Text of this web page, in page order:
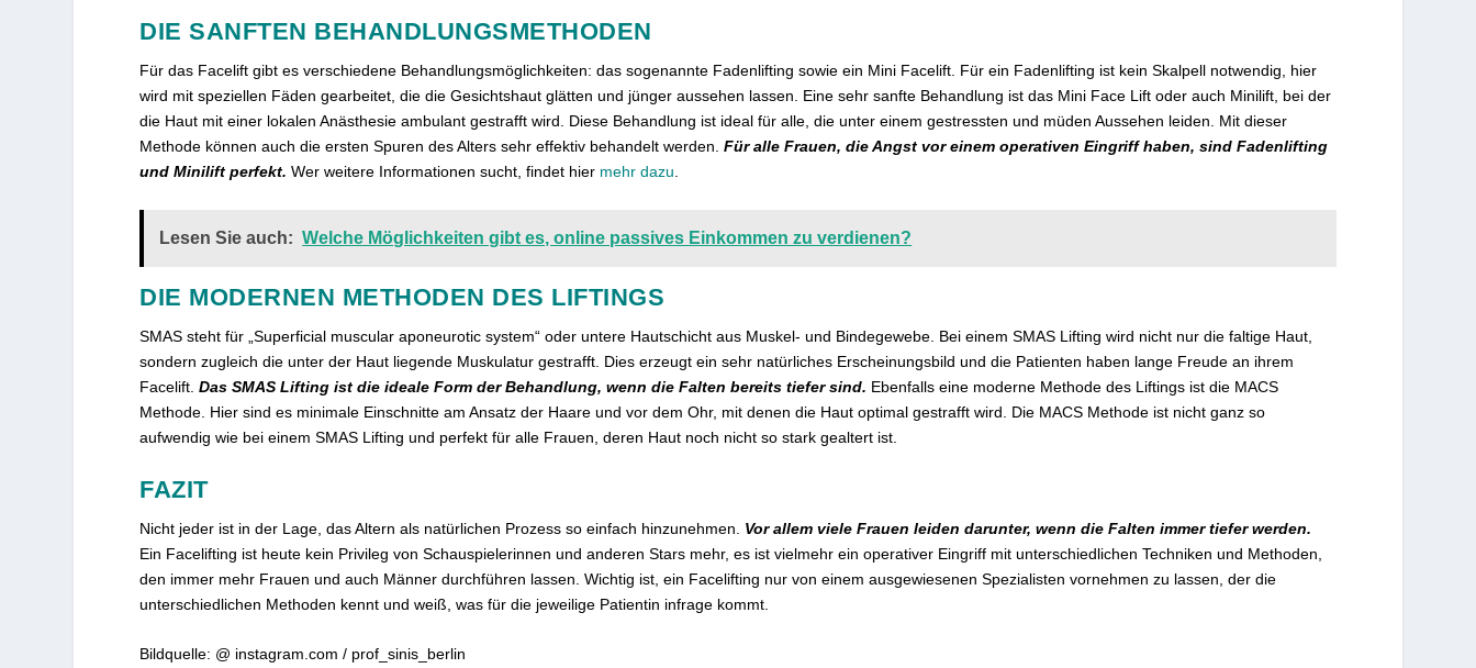
DIE SANFTEN BEHANDLUNGSMETHODEN
Für das Facelift gibt es verschiedene Behandlungsmöglichkeiten: das sogenannte Fadenlifting sowie ein Mini Facelift. Für ein Fadenlifting ist kein Skalpell notwendig, hier
wird mit speziellen Fäden gearbeitet, die die Gesichtshaut glätten und jünger aussehen lassen. Eine sehr sanfte Behandlung ist das Mini Face Lift oder auch Minilift, bei der
die Haut mit einer lokalen Anästhesie ambulant gestrafft wird. Diese Behandlung ist ideal für alle, die unter einem gestressten und müden Aussehen leiden. Mit dieser
Methode können auch die ersten Spuren des Alters sehr effektiv behandelt werden.Für alle Frauen, die Angst vor einem operativen Eingriff haben, sind Fadenlifting
und Minilift perfekt. Wer weitere Informationen sucht, findet hier mehr dazu.
Lesen Sie auch: Welche Möglichkeiten gibt es, online passives Einkommen zu verdienen?
DIE MODERNEN METHODEN DES LIFTINGS
SMAS steht für „Superficial muscular aponeurotic system“ oder untere Hautschicht aus Muskel- und Bindegewebe. Bei einem SMAS Lifting wird nicht nur die faltige Haut,
sondern zugleich die unter der Haut liegende Muskulatur gestrafft. Dies erzeugt ein sehr natürliches Erscheinungsbild und die Patienten haben lange Freude an ihrem
Facelift.Das SMAS Lifting ist die ideale Form der Behandlung, wenn die Falten bereits tiefer sind. Ebenfalls eine moderne Methode des Liftings ist die MACS
Methode. Hier sind es minimale Einschnitte am Ansatz der Haare und vor dem Ohr, mit denen die Haut optimal gestrafft wird. Die MACS Methode ist nicht ganz so
aufwendig wie bei einem SMAS Lifting und perfekt für alle Frauen, deren Haut noch nicht so stark gealtert ist.
FAZIT
Nicht jeder ist in der Lage, das Altern als natürlichen Prozess so einfach hinzunehmen. Vor allem viele Frauen leiden darunter, wenn die Falten immer tiefer werden.
Ein Facelifting ist heute kein Privileg von Schauspielerinnen und anderen Stars mehr, es ist vielmehr ein operativer Eingriff mit unterschiedlichen Techniken und Methoden,
den immer mehr Frauen und auch Männer durchführen lassen. Wichtig ist, ein Facelifting nur von einem ausgewiesenen Spezialisten vornehmen zu lassen, der die
unterschiedlichen Methoden kennt und weiß, was für die jeweilige Patientin infrage kommt.
Bildquelle: @ instagram.com / prof_sinis_berlin